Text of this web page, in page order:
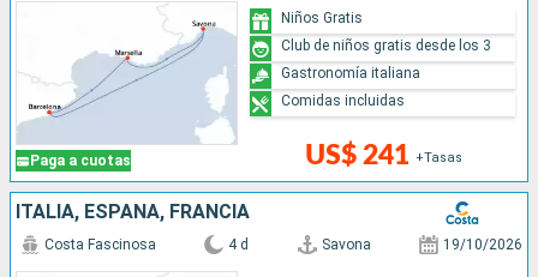
Paga a cuotas US$ 241 +Tasas
Niños Gratis
Club de niños gratis desde los 3
Gastronomía italiana
Comidas incluidas
ITALIA, ESPAÑA, FRANCIA
Costa Fascinosa 4 d Savona 19/10/2026